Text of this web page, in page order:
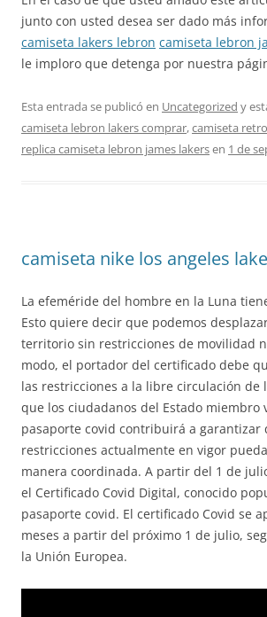
junto con usted desea ser dado más
camiseta lakers lebron camiseta lebron
le imploro que detenga por nuestra
Esta entrada se publicó en Uncategorized y
camiseta lebron lakers comprar,camiseta
replica camiseta lebron james lakersen 1 de
camiseta nike los angeles
La efeméride del hombre en la Luna
Esto quiere decir que podemos
territorio sin restricciones de movilidad
modo, el portador del certificado debe
las restricciones a la libre circulación de
que los ciudadanos del Estado miembro
pasaporte covid contribuirá a garantizar
restricciones actualmente en vigor
manera coordinada. A partir del 1 de
el Certificado Covid Digital, conocido
pasaporte covid. El certificado Covid se
meses a partir del próximo 1 de julio,
la Unión Europea.